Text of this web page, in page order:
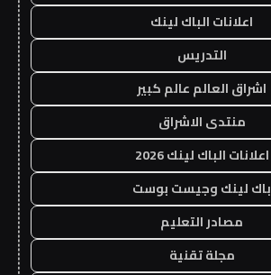
اعلانات الباك لينك
التدريس
اشراق العالم عالم كبير
منتدى الاشراق
اعلانات الباك لينك 2026
باك لينك وجيست بوست
مصادر التعليم
مجلة تقنية